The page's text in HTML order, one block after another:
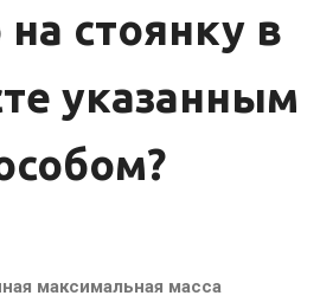
стоянку в
указанным
максимальная масса